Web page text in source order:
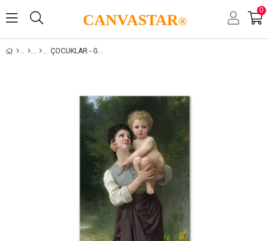
CANVASTAR®
0
ÇOCUKLAR - GENÇLIK